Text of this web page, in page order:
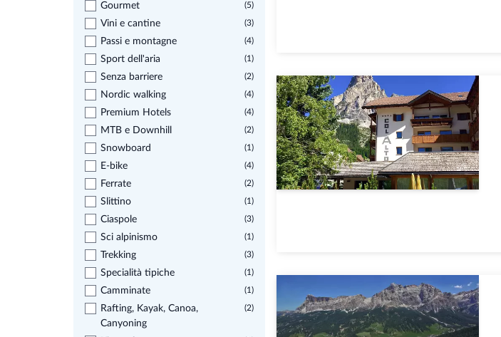
Gourmet (5)
Vini e cantine (3)
Passi e montagne (4)
Sport dell'aria (1)
Senza barriere (2)
Nordic walking (4)
Premium Hotels (4)
MTB e Downhill (2)
Snowboard (1)
E-bike (4)
Ferrate (2)
Slittino (1)
Ciaspole (3)
Sci alpinismo (1)
Trekking (3)
Specialità tipiche (1)
Camminate (1)
Rafting, Kayak, Canoa,
Canyoning
(2)